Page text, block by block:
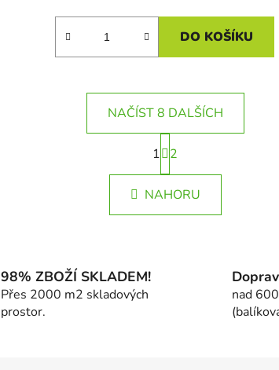
DO KOŠÍKU
O
v
l
á
NAČÍST 8 DALŠÍCH
S
t
r
á
n
k
1 2
NAHORU
98% ZBOŽÍ SKLADEM!
Přes 2000 m2 skladových
prostor.
nad